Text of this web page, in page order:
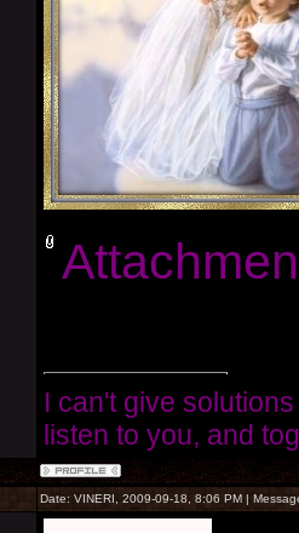
I can't give
listen to you, and
Date: VINERI, 2009-09-18, 8:06 PM |